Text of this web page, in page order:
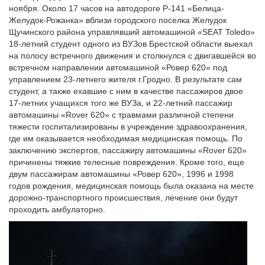
ноября. Около 17 часов на автодороге Р-141 «Белица-
Желудок-Рожанка» вблизи городского поселка Желудок
Щучинского района управлявший автомашиной «SEAT Toledo»
18-летний студент одного из ВУЗов Брестской области выехал
на полосу встречного движения и столкнулся с двигавшейся во
встречном направлении автомашиной «Ровер 620» под
управлением 23-летнего жителя г.Гродно. В результате сам
студент, а также ехавшие с ним в качестве пассажиров двое
17-летних учащихся того же ВУЗа, и 22-летний пассажир
автомашины «Rover 620» с травмами различной степени
тяжести госпитализированы в учреждение здравоохранения,
где им оказывается необходимая медицинская помощь. По
заключению экспертов, пассажиру автомашины «Rover 620»
причинены тяжкие телесные повреждения. Кроме того, еще
двум пассажирам автомашины «Ровер 620», 1996 и 1998
годов рождения, медицинская помощь была оказана на месте
дорожно-транспортного происшествия, лечение они будут
проходить амбулаторно.